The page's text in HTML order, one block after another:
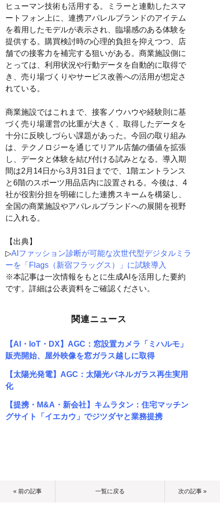
ヒューマン技術も活用する。ミラーと連動したスマ
ートフォン上に、連携アパレルブランドのアイテム
を着用したモデルが表示され、臨場感のある体験を
提供する。購買検討時の心理的負担を抑えつつ、店
舗での接客力を補完する狙いがある。商業施設側に
とっては、利用状況や行動データを自動的に取得で
き、売り場づくりやサービス改善への活用が想定さ
れている。
商業施設ではこれまで、接客ノウハウや経験則に基
づく売り場運営の比重が大きく、取得したデータを
十分に反映しづらい課題があった。今回の取り組み
は、テクノロジーを通じてリアル店舗の価値を拡張
し、データと体験を結び付ける試みとなる。導入期
間は2月14日から3月31日までで、1階エントランス
と6階のスポーツ用品店内に設置される。今後は、4
社が役割分担を明確にした連携スキームを構築し、
全国の商業施設やアパレルブランドへの展開を視野
に入れる。
【出典】
▷AIファッション診断が可能な次世代型デジタルミラ
ーを「Flags（新宿フラッグス）」に試験導入
※本記事は一次情報をもとに生成AIを活用した要約
です。詳細は公表資料をご確認ください。
関連ニュース
【AI・IoT・DX】AGC：窓設置カメラ「ミハルモ」
販売開始、屋外映像を窓ガラス越しに取得
【太陽光発電】AGC：太陽光パネルガラス再生実用
化
【提携・M&A・新会社】キムラタン：住宅マッチン
グサイト「イエカウ」でジツダヤと業務提携
« 前の記事 一覧に戻る 次の記事 »